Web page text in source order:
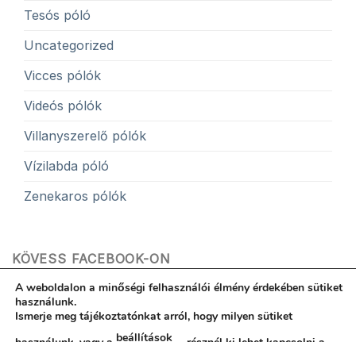
Tesós póló
Uncategorized
Vicces pólók
Videós pólók
Villanyszerelő pólók
Vízilabda póló
Zenekaros pólók
KÖVESS FACEBOOK-ON
A weboldalon a minőségi felhasználói élmény érdekében sütiket
használunk.
Ismerje meg tájékoztatónkat arról, hogy milyen sütiket
beállítások